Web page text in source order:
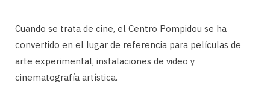
Cuando se trata de cine, el Centro Pompidou se ha
convertido en el lugar de referencia para películas de
arte experimental, instalaciones de video y
cinematografía artística.